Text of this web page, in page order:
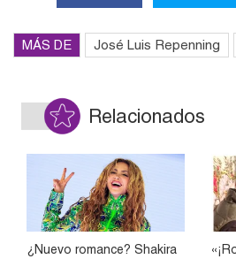
MÁS DE José Luis Repenning
Relacionados
¿Nuevo romance? Shakira